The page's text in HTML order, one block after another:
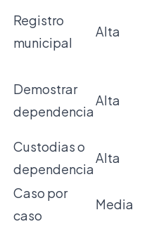
Registro
municipal
Alta
Demostrar
dependencia
Alta
Custodias o
dependencia
Alta
Caso por
caso
Media